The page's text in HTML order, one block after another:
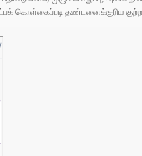
கொள்கைப்படி தண்டனைக்குரிய